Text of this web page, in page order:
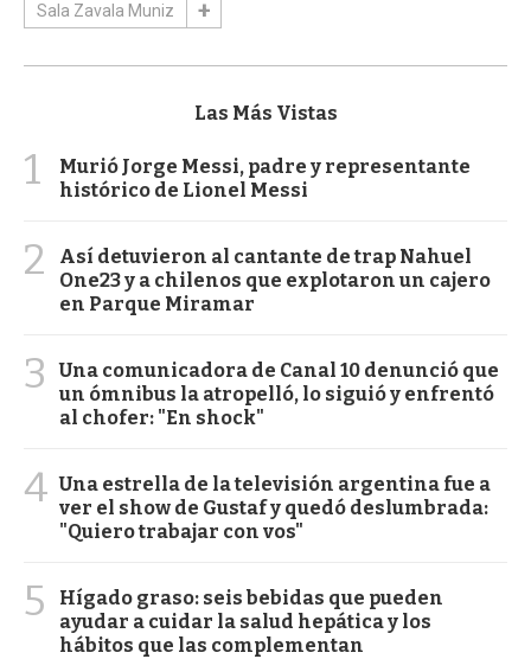
Sala Zavala Muniz
Las Más Vistas
1
Murió Jorge Messi, padre y representante
histórico de Lionel Messi
2
Así detuvieron al cantante de trap Nahuel
One23 y a chilenos que explotaron un cajero
en Parque Miramar
3
Una comunicadora de Canal 10 denunció que
un ómnibus la atropelló, lo siguió y enfrentó
al chofer: "En shock"
4 Una estrella de la televisión argentina fue a
ver el show de Gustaf y quedó deslumbrada:
"Quiero trabajar con vos"
5
Hígado graso: seis bebidas que pueden
ayudar a cuidar la salud hepática y los
hábitos que las complementan